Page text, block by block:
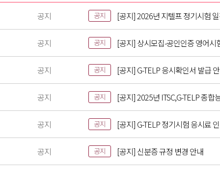
공지 공지 [공지] 2026년 지텔프 정기시험
공지 공지 [공지] 상시모집-공인인증 영어시
공지 공지 [공지] G-TELP 응시확인서 발급
공지 공지 [공지] 2025년 ITSC,G-TELP 종합
공지 공지 [공지] G-TELP 정기시험 응시료
공지 공지 [공지] 신분증 규정 변경 안내